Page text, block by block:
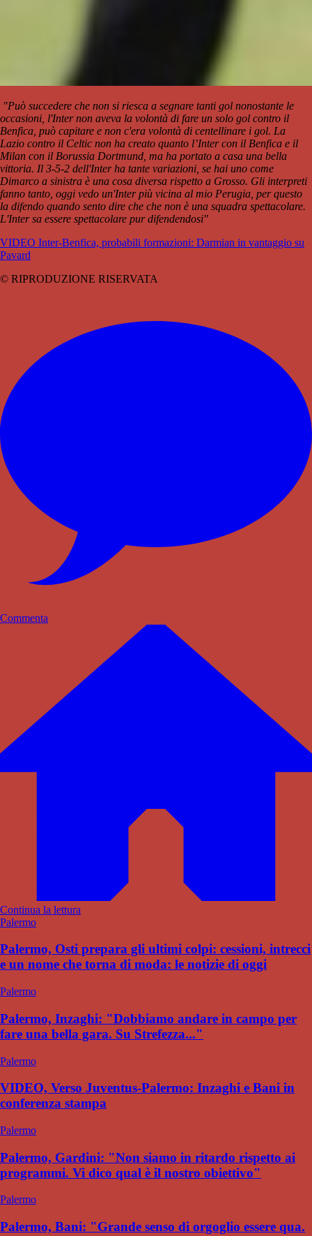
"Può succedere che non si riesca a segnare tanti gol nonostante le
occasioni, l'Inter non aveva la volontà di fare un solo gol contro il
Benfica, può capitare e non c'era volontà di centellinare i gol. La
Lazio contro il Celtic non ha creato quanto l’Inter con il Benfica e il
Milan con il Borussia Dortmund, ma ha portato a casa una bella
vittoria. Il 3-5-2 dell'Inter ha tante variazioni, se hai uno come
Dimarco a sinistra è una cosa diversa rispetto a Grosso. Gli interpreti
fanno tanto, oggi vedo un'Inter più vicina al mio Perugia, per questo
la difendo quando sento dire che che non è una squadra spettacolare.
L'Inter sa essere spettacolare pur difendendosi"
VIDEO Inter-Benfica, probabili formazioni: Darmian in vantaggio su
Pavard
© RIPRODUZIONE RISERVATA
Commenta
Continua la lettura
Palermo
Palermo, Osti prepara gli ultimi colpi: cessioni, intrecci
e un nome che torna di moda: le notizie di oggi
Palermo
Palermo, Inzaghi: "Dobbiamo andare in campo per
fare una bella gara. Su Strefezza..."
Palermo
VIDEO, Verso Juventus-Palermo: Inzaghi e Bani in
conferenza stampa
Palermo
Palermo, Gardini: "Non siamo in ritardo rispetto ai
programmi. Vi dico qual è il nostro obiettivo"
Palermo
Palermo, Bani: "Grande senso di orgoglio essere qua.